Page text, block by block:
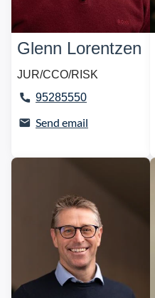
Glenn Lorentzen
JUR/CCO/RISK
95285550
Send email